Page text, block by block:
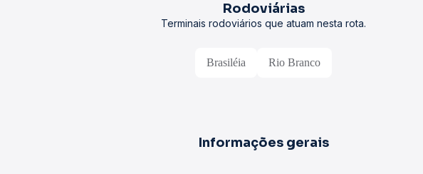
Rodoviárias
Terminais rodoviários que atuam nesta rota.
Brasiléia Rio Branco
Informações gerais